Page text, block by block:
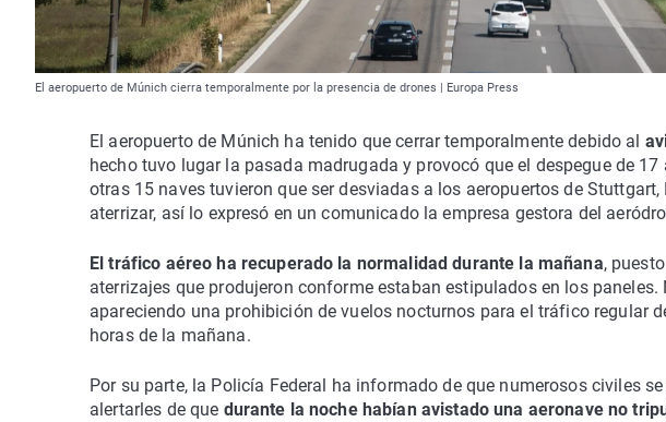
El aeropuerto de Múnich cierra temporalmente por la presencia de drones | Europa Press
El aeropuerto de Múnich ha tenido que cerrar temporalmente debido al
hecho tuvo lugar la pasada madrugada y provocó que el despegue de
otras 15 naves tuvieron que ser desviadas a los aeropuertos de
aterrizar, así lo expresó en un comunicado la empresa gestora del
El tráfico aéreo ha recuperado la normalidad durante la mañana,
aterrizajes que produjeron conforme estaban estipulados en los
apareciendo una prohibición de vuelos nocturnos para el tráfico regular
horas de la mañana.
Por su parte, la Policía Federal ha informado de que numerosos civiles
alertarles de que durante la noche habían avistado una aeronave no